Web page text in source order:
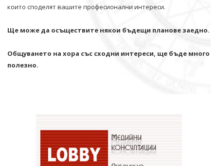
които споделят вашите професионални интереси.
Ще може да осъществите някои бъдещи планове заедно.
Общуването на хора със сходни интереси, ще бъде много
полезно.